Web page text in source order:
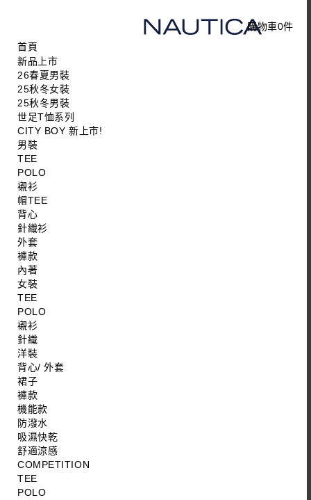
購物車0件
首頁
新品上市
26春夏男裝
25秋冬女裝
25秋冬男裝
世足T恤系列
CITY BOY 新上市!
男裝
TEE
POLO
襯衫
帽TEE
背心
針織衫
外套
褲款
內著
女裝
TEE
POLO
襯衫
針織
洋裝
背心/ 外套
裙子
褲款
機能款
防潑水
吸濕快乾
舒適涼感
COMPETITION
TEE
POLO